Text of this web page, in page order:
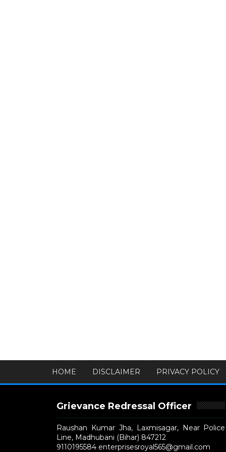
HOME DISCLAIMER PRIVACY POLICY
Grievance Redressal Officer
Raushan Kumar Jha, Laxmisagar, Near Police
Line, Madhubani (Bihar) 847212
9110195584 enterprisesroyal565@gmail.com